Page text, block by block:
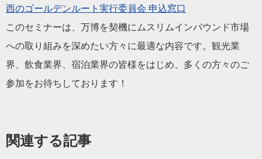
西のゴールデンルート実行委員会 申込窓口
このセミナーは、万博を契機にムスリムインバウンド市場
への取り組みを深めたい方々に最適な内容です。観光業
界、飲食業界、宿泊業界の皆様をはじめ、多くの方々のご
参加をお待ちしております！
関連する記事